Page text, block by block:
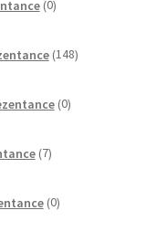
0izdelkov
148izdelkov
0izdelkov
7izdelkov
0izdelkov